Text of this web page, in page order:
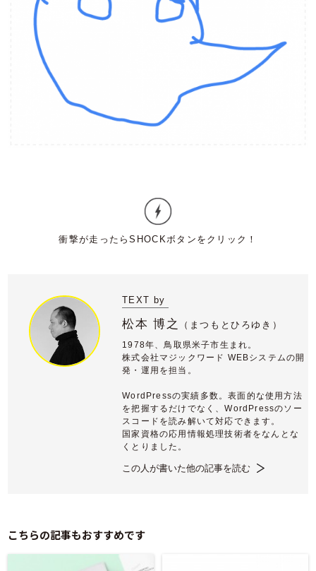
TEXT by
松本 博之 （ まつもとひろゆき）
1978年、鳥取県米子市生まれ。
株式会社マジックワード WEBシステムの開
発・運用を担当。
WordPressの実績多数。表面的な使用方法
を把握するだけでなく、WordPressのソー
スコードを読み解いて対応できます。
国家資格の応用情報処理技術者をなんとな
くとりました。
この人が書いた他の記事を読む
こちらの記事もおすすめです